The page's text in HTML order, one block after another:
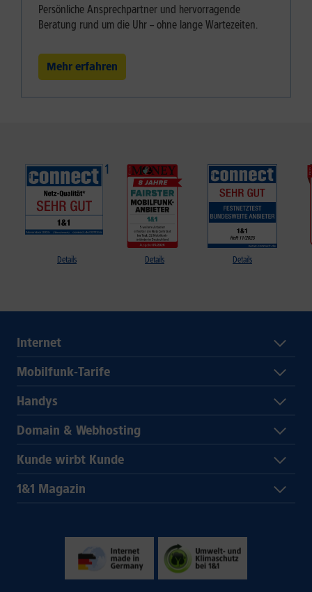
Persönliche Ansprechpartner und hervorragende
Beratung rund um die Uhr – ohne lange Wartezeiten.
Mehr erfahren
Details Details Details
Internet
Mobilfunk-Tarife
Handys
Domain & Webhosting
Kunde wirbt Kunde
1&1 Magazin